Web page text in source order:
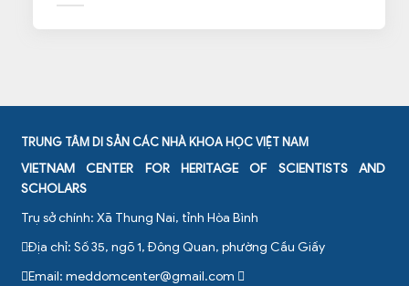
TRUNG TÂM DI SẢN CÁC NHÀ KHOA HỌC VIỆT NAM
VIETNAM CENTER FOR HERITAGE OF SCIENTISTS AND
SCHOLARS
Trụ sở chính: Xã Thung Nai, tỉnh Hòa Bình
Địa chỉ: Số 35, ngõ 1, Đông Quan, phường Cầu Giấy
Email: meddomcenter@gmail.com